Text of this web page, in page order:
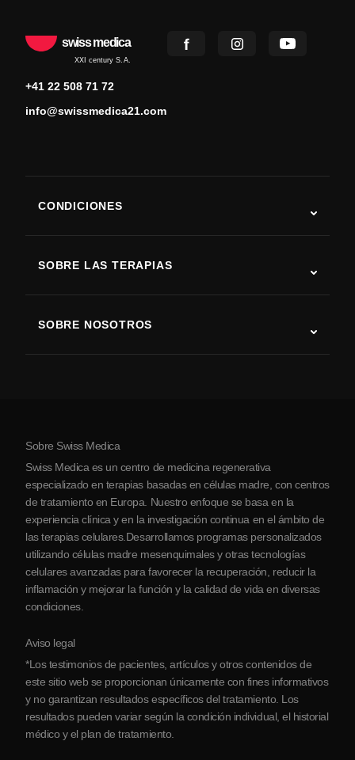
swiss medica
XXI century S.A.
+41 22 508 71 72
info@swissmedica21.com
CONDICIONES
Enfermedad de Parkinson
Artritis
SOBRE LAS TERAPIAS
SOBRE NOSOTROS
Sobre Serbia
Colaboraciones
Sobre Swiss Medica
Swiss Medica es un centro de medicina regenerativa
especializado en terapias basadas en células madre, con centros
de tratamiento en Europa. Nuestro enfoque se basa en la
experiencia clínica y en la investigación continua en el ámbito de
las terapias celulares.Desarrollamos programas personalizados
utilizando células madre mesenquimales y otras tecnologías
celulares avanzadas para favorecer la recuperación, reducir la
inflamación y mejorar la función y la calidad de vida en diversas
condiciones.
Aviso legal
*Los testimonios de pacientes, artículos y otros contenidos de
este sitio web se proporcionan únicamente con fines informativos
y no garantizan resultados específicos del tratamiento. Los
resultados pueden variar según la condición individual, el historial
médico y el plan de tratamiento.